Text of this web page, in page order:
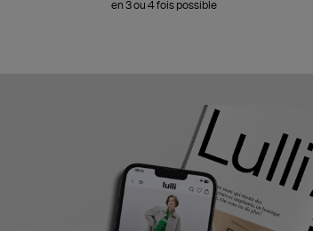
en 3 ou 4 fois possible